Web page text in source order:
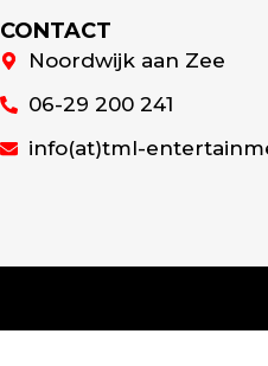
CONTACT
Noordwijk aan Zee
06-29 200 241
info(at)tml-